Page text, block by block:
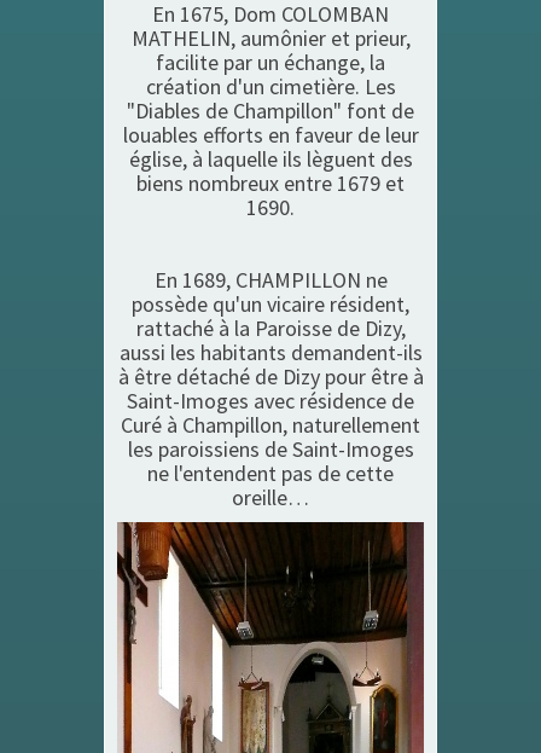
En 1675, Dom COLOMBAN
MATHELIN, aumônier et prieur,
facilite par un échange, la
création d'un cimetière. Les
"Diables de Champillon" font de
louables efforts en faveur de leur
église, à laquelle ils lèguent des
biens nombreux entre 1679 et
1690.
En 1689, CHAMPILLON ne
possède qu'un vicaire résident,
rattaché à la Paroisse de Dizy,
aussi les habitants demandent-ils
à être détaché de Dizy pour être à
Saint-Imoges avec résidence de
Curé à Champillon, naturellement
les paroissiens de Saint-Imoges
ne l'entendent pas de cette
oreille…